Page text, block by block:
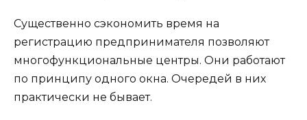
Существенно сэкономить время на
регистрацию предпринимателя позволяют
многофункциональные центры. Они работают
по принципу одного окна. Очередей в них
практически не бывает.